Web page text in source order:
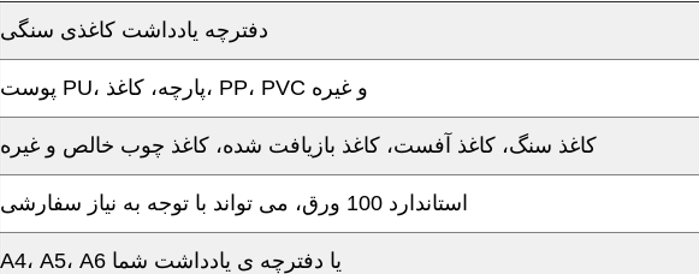
دفترچه یادداشت کاغذی سنگی
پوست PU، پارچه، کاغذ، PP، PVC و غیره
کاغذ سنگ، کاغذ آفست، کاغذ بازیافت شده، کاغذ چوب خالص و غیره
استاندارد 100 ورق، می تواند با توجه به نیاز سفارشی
A4، A5، A6 یا دفترچه ی یادداشت شما